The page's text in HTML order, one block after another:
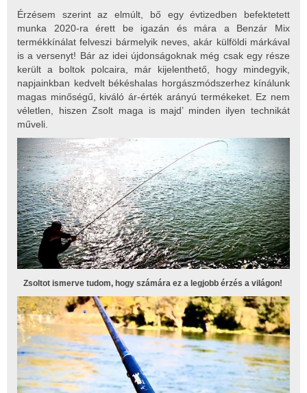
Érzésem szerint az elmúlt, bő egy évtizedben befektetett
munka 2020-ra érett be igazán és mára a Benzár Mix
termékkínálat felveszi bármelyik neves, akár külföldi márkával
is a versenyt! Bár az idei újdonságoknak még csak egy része
került a boltok polcaira, már kijelenthető, hogy mindegyik,
napjainkban kedvelt békéshalas horgászmódszerhez kínálunk
magas minőségű, kiváló ár-érték arányú termékeket. Ez nem
véletlen, hiszen Zsolt maga is majd’ minden ilyen technikát
műveli.
Zsoltot ismerve tudom, hogy számára ez a legjobb érzés a világon!